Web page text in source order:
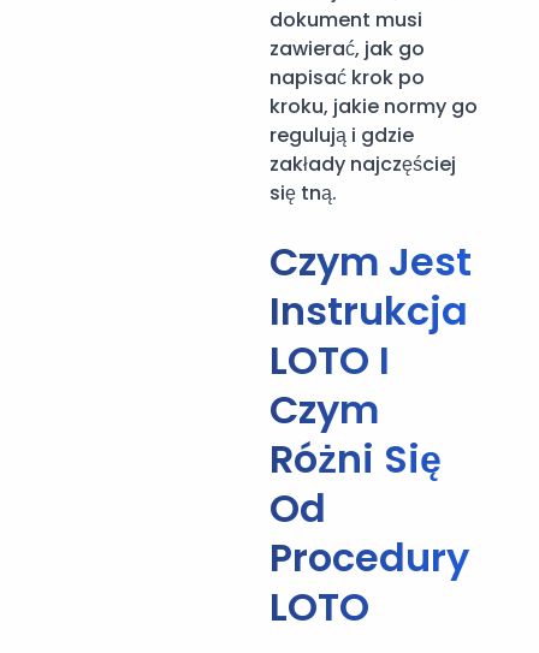
dokument musi
zawierać, jak go
napisać krok po
kroku, jakie normy go
regulują i gdzie
zakłady najczęściej
się tną.
Czym Jest
Instrukcja
LOTO I
Czym
Różni Się
Od
Procedury
LOTO